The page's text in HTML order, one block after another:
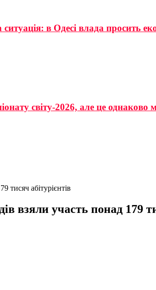
ситуація: в Одесі влада просить
світу-2026, але це
тисяч абітурієнтів
взяли участь понад 179